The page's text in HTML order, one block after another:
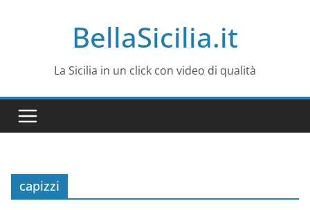
BellaSicilia.it
La Sicilia in un click con video di qualità
capizzi